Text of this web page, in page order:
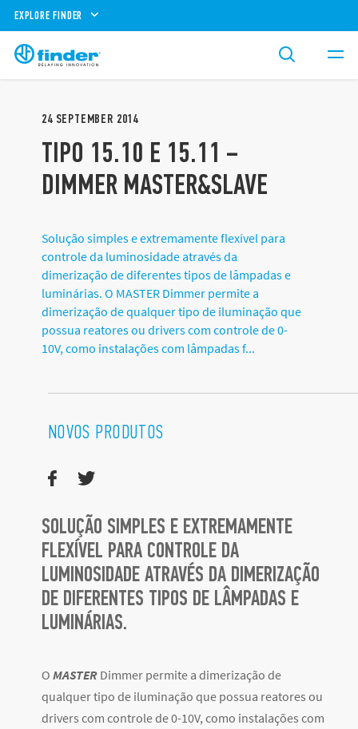
EXPLORE FINDER
24 SEPTEMBER 2014
TIPO 15.10 E 15.11 –
DIMMER MASTER&SLAVE
Solução simples e extremamente flexível para
controle da luminosidade através da
dimerização de diferentes tipos de lâmpadas e
luminárias. O MASTER Dimmer permite a
dimerização de qualquer tipo de iluminação que
possua reatores ou drivers com controle de 0-
10V, como instalações com lâmpadas f...
NOVOS PRODUTOS
SOLUÇÃO SIMPLES E EXTREMAMENTE
FLEXÍVEL PARA CONTROLE DA
LUMINOSIDADE ATRAVÉS DA DIMERIZAÇÃO
DE DIFERENTES TIPOS DE LÂMPADAS E
LUMINÁRIAS.
O MASTER Dimmer permite a dimerização de
qualquer tipo de iluminação que possua reatores ou
drivers com controle de 0-10V, como instalações com